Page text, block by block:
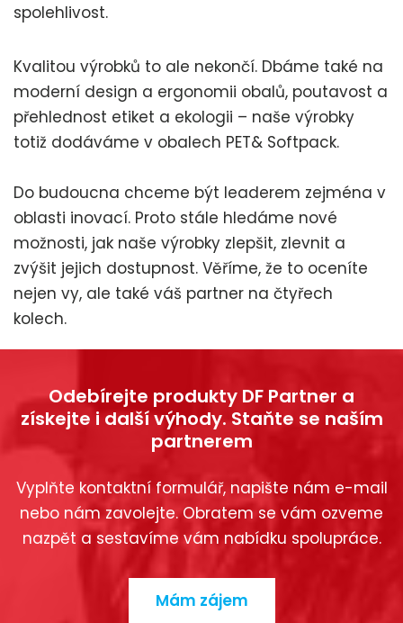
spolehlivost.
Kvalitou výrobků to ale nekončí. Dbáme také na
moderní design a ergonomii obalů, poutavost a
přehlednost etiket a ekologii – naše výrobky
totiž dodáváme v obalech PET& Softpack.
Do budoucna chceme být leaderem zejména v
oblasti inovací. Proto stále hledáme nové
možnosti, jak naše výrobky zlepšit, zlevnit a
zvýšit jejich dostupnost. Věříme, že to oceníte
nejen vy, ale také váš partner na čtyřech
kolech.
Odebírejte produkty DF Partner a
získejte i další výhody. Staňte se naším
partnerem
Vyplňte kontaktní formulář, napište nám e-mail
nebo nám zavolejte. Obratem se vám ozveme
nazpět a sestavíme vám nabídku spolupráce.
Mám zájem